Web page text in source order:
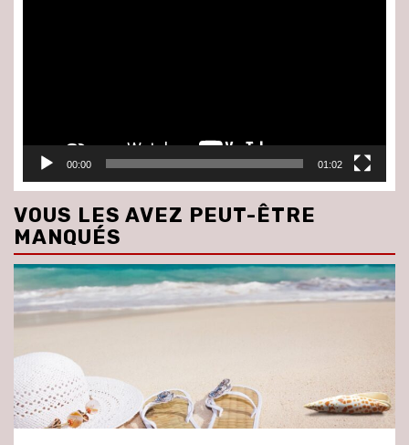
00:00 01:02
VOUS LES AVEZ PEUT-ÊTRE
MANQUÉS